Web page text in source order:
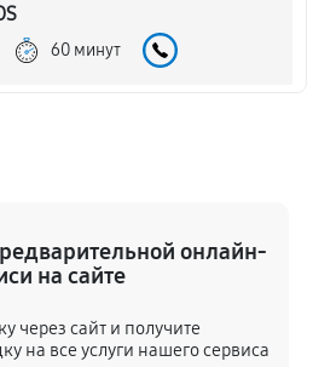
60 минут
онлайн-
на сайте
через сайт и получите
на все услуги нашего сервиса